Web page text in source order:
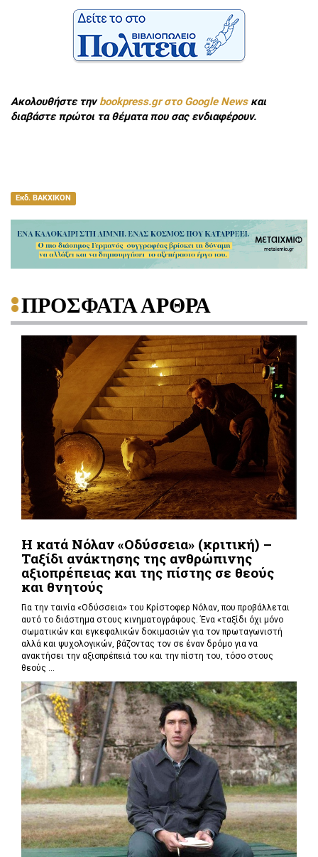
Ακολουθήστε τηνbookpress.gr στο Google Newsκαι
διαβάστε πρώτοι τα θέματα που σας ενδιαφέρουν.
Εκδ. ΒΑΚΧΙΚΟΝ
ΠΡΟΣΦΑΤΑ ΑΡΘΡΑ
Η κατά Νόλαν «Οδύσσεια» (κριτική) –
Ταξίδι ανάκτησης της ανθρώπινης
αξιοπρέπειας και της πίστης σε θεούς
και θνητούς
Για την ταινία «Οδύσσεια» του Κρίστοφερ Νόλαν,που προβάλλεται
αυτό το διάστημα στους κινηματογράφους. Ένα «ταξίδι όχι μόνο
σωματικών και εγκεφαλικών δοκιμασιών για τον πρωταγωνιστή
αλλά και ψυχολογικών, βάζοντας τον σε έναν δρόμο για να
ανακτήσει την αξιοπρέπειά του και την πίστη του, τόσο στους
θεούς ...